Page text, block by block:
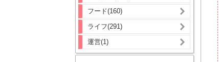
フード(160)
ライフ(291)
運営(1)